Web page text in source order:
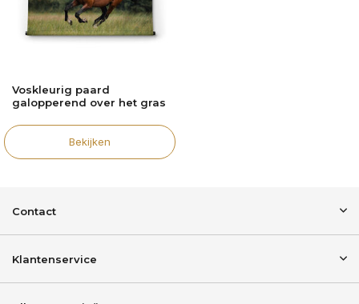
Voskleurig paard
galopperend over het gras
Bekijken
Contact
Klantenservice